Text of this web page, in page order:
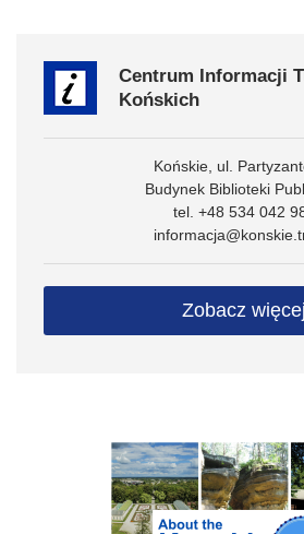
Centrum Informacji
Końskich
Końskie, ul.
Budynek Biblioteki
tel. +48 534 042
Zobacz więcej